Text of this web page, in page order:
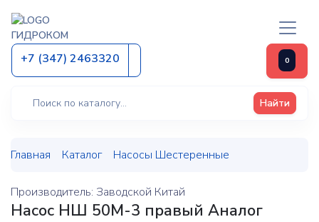
ГИДРОКОМ
+7 (347) 2463320 0
Найти
Главная Каталог Насосы Шестеренные
Производитель: Заводской Китай
Насос НШ 50М-3 правый Аналог